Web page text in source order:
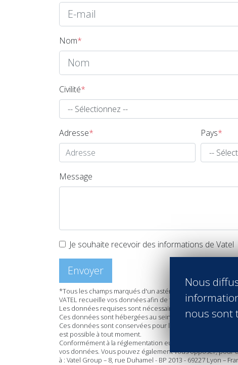
Nom*
Civilité*
Adresse* Pays*
Message
Je souhaite recevoir des informations de Vatel
Envoyer
*Tous les champs marqués d'un astérisque rouge sont
VATEL recueille vos données afin de traiter votre
Les données requises sont nécessaires pour le suivi de
Ces données sont hébergées au sein de l’Union
Ces données sont conservées pour la durée nécessaire
est possible à tout moment.
Conformément à la réglementation européenne et
vos données. Vous pouvez également vous opposer, pour
à : Vatel Group – 8, rue Duhamel - BP 2013 - 69227 Lyon –
Nous
nous sont